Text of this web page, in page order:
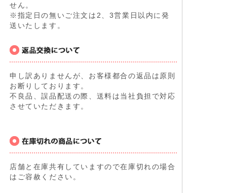
せん。
※指定日の無いご注文は2、3営業日以内に発
送いたします。
申し訳ありませんが、お客様都合の返品は原則
お断りしております。
不良品、誤品配送の際、送料は当社負担で対応
させていただきます。
店舗と在庫共有していますので在庫切れの場合
はご容赦ください。